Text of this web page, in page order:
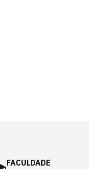
FACULDADE